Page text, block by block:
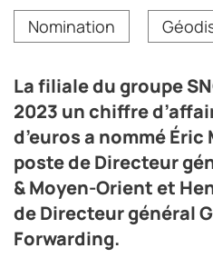
Henri Le Gouis est nommé
Freight Forwarding et Éric
général Asie-Pacifique &
Crédit photo DR
Nomination
La filiale du groupe
2023 un chiffre
d’euros a nommé
poste de Directeur
& Moyen-Orient et
de Directeur général
Forwarding.